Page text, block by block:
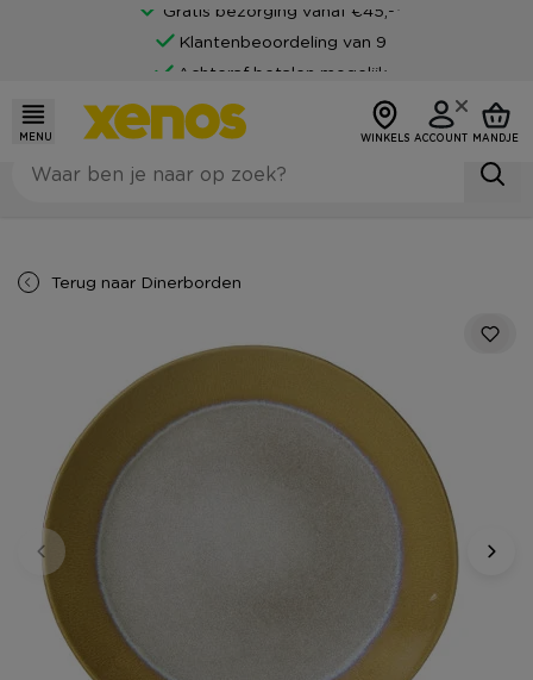
Gratis bezorging vanaf €45,-*
Klantenbeoordeling van 9
Achteraf betalen mogelijk
MENU WINKELS ACCOUNT MANDJE
Terug naar Dinerborden